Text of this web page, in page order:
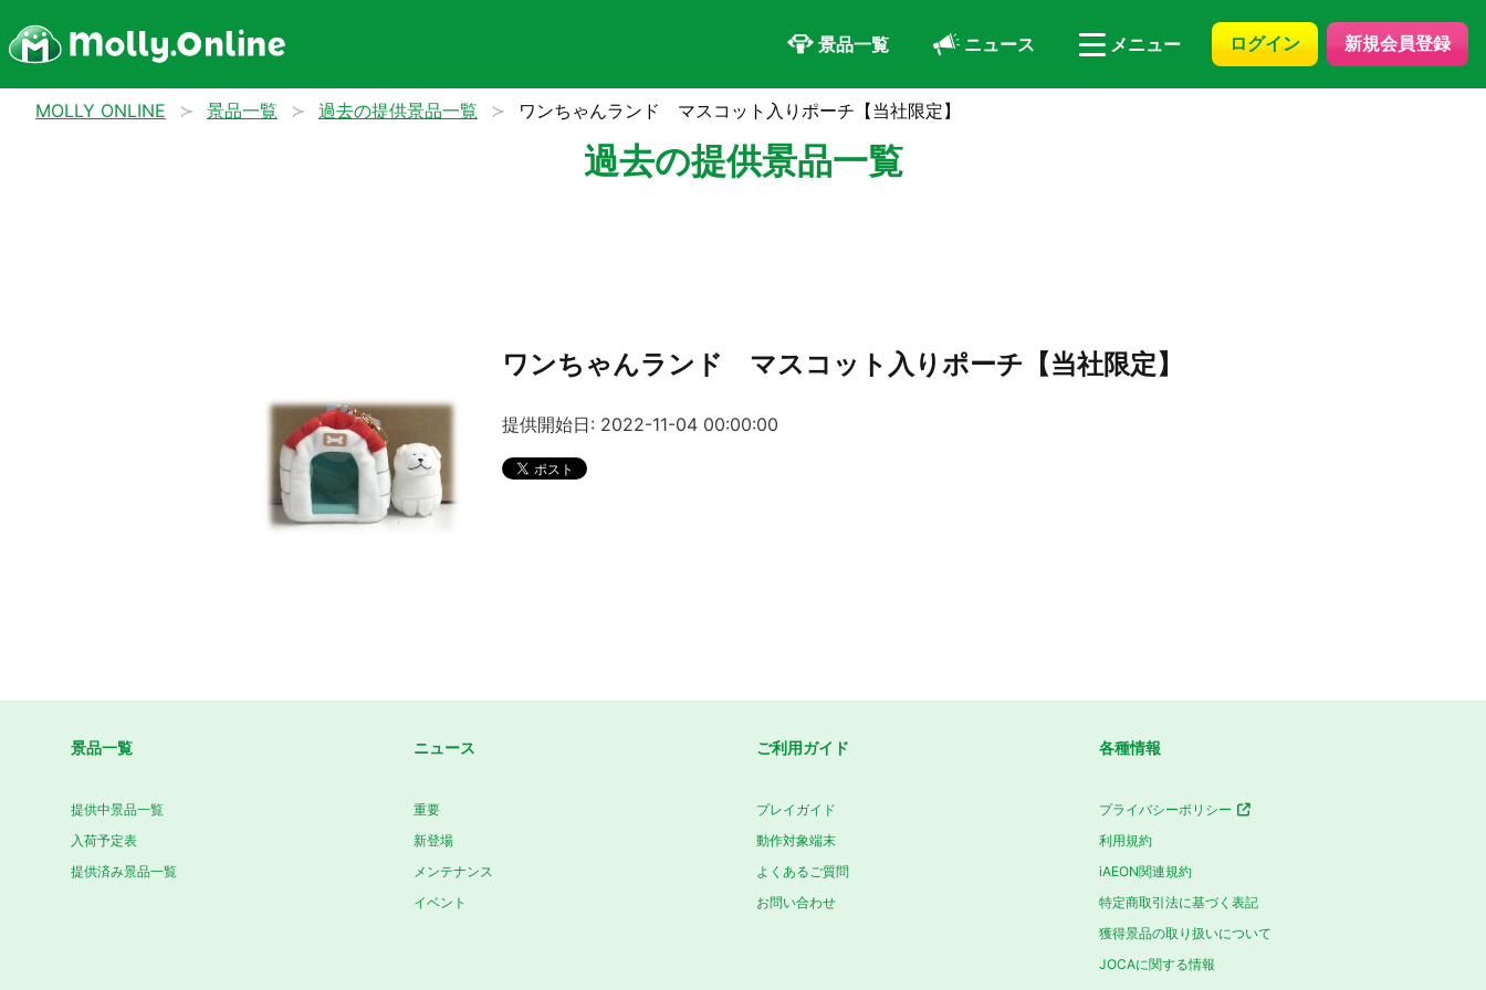
景品一覧 ニュース メニュー ログイン 新規会員登録
MOLLY ONLINE 景品一覧 過去の提供景品一覧 ワンちゃんランド マスコット入りポーチ【当社限定】
過去の提供景品一覧
ワンちゃんランド マスコット入りポーチ【当社限定】
提供開始日: 2022-11-04 00:00:00
景品一覧
提供中景品一覧
入荷予定表
提供済み景品一覧
ニュース
重要
新登場
メンテナンス
イベント
ご利用ガイド
プレイガイド
動作対象端末
よくあるご質問
お問い合わせ
各種情報
プライバシーポリシー
利用規約
iAEON関連規約
特定商取引法に基づく表記
獲得景品の取り扱いについて
JOCAに関する情報